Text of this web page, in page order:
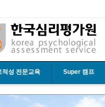
적성 전문교육 Super 캠프